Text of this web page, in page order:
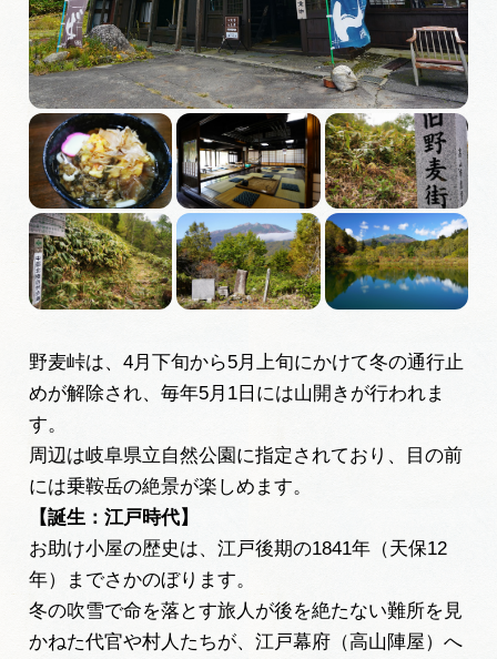
買い物・お土産
体験予約サイト「ＶＩＳＩＴ岐阜県」
岐阜県アウトドア観光キャンペーン
岐阜県まるごと観光エリアガイド
岐阜県観光データベース
動画ライブラリー
お問い合わせ
運営組織
野麦峠は、4月下旬から5月上旬にかけて冬の通行止
めが解除され、毎年5月1日には山開きが行われま
す。
周辺は岐阜県立自然公園に指定されており、目の前
には乗鞍岳の絶景が楽しめます。
【誕生：江戸時代】
お助け小屋の歴史は、江戸後期の1841年（天保12
年）までさかのぼります。
冬の吹雪で命を落とす旅人が後を絶たない難所を見
かねた代官や村人たちが、江戸幕府（高山陣屋）へ